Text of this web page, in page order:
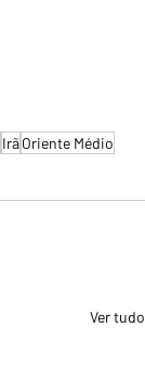
IrãOriente Médio
Ver tudo